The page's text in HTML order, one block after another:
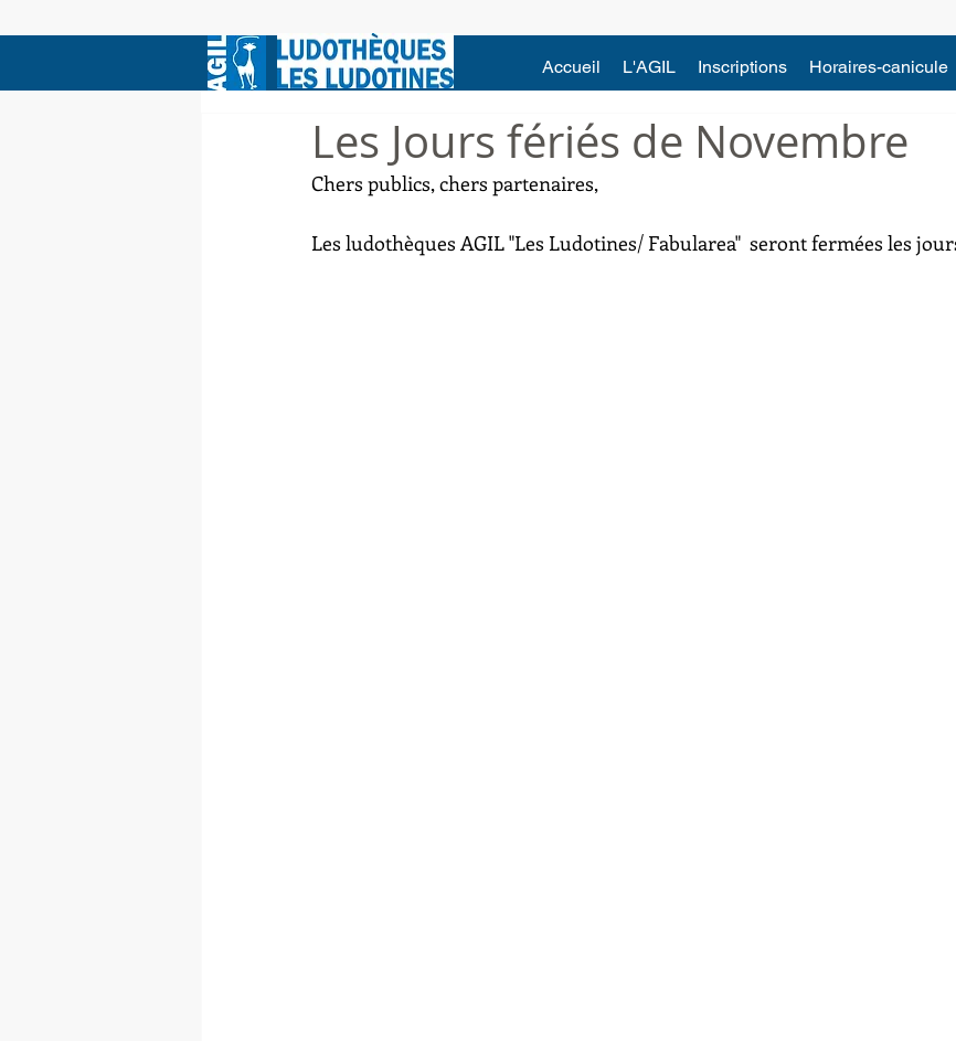
Accueil L'AGIL Inscriptions Horaires-canicule
Les Jours fériés de Novembre
Chers publics, chers partenaires,
Les ludothèques AGIL "Les Ludotines/ Fabularea"  seront fermées les